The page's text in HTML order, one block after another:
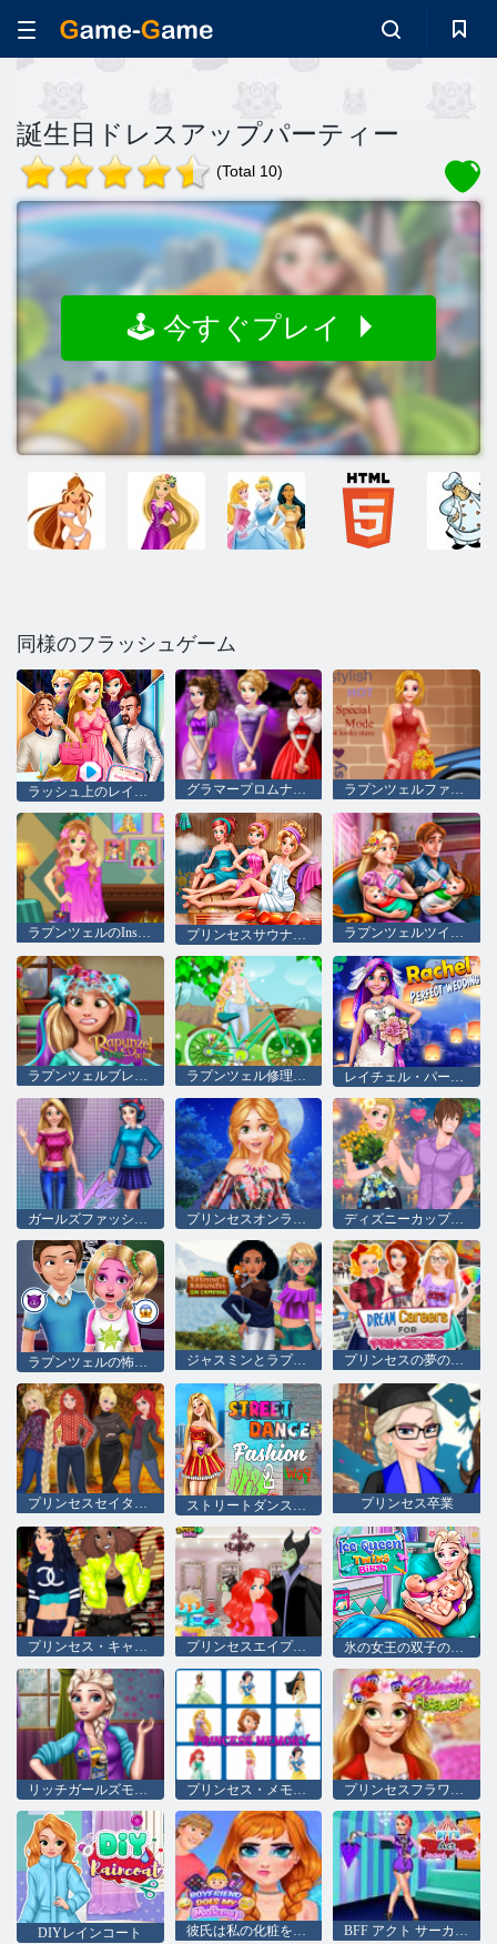
誕生日ドレスアップパーティー
(Total 10)
🕹️ 今すぐプレイ
同様のフラッシュゲーム
ラッシュ上のレイチェル・ミーティング グラマープロムナイト ラプンツェルファッション雑誌モデル
ラプンツェルのInstagram Blog ラプンツェルツインズファミリーデイ
ラプンツェルブレインドクター null ラプンツェル修理自転車 レイチェル・パーフェクト・ウェディング
ガールズファッションコンテスト プリンセスオンラインショッピング ディズニーカップルプリンセスの素敵なデート
ジャスミンとラプンツェルのキャンプ プリンセスの夢のキャリア
プリンセスセイター天気 プリンセス卒業
プリンセス・キャッシュ・ミー・サイドサイド プリンセスエイプリルフールヘアサロン 氷の女王の双子の誕生
リッチガールズモールショッピング プリンセス・メモリー プリンセスフラワークラウン
DIYレインコート 彼氏は私の化粧をします BFF アクト サーカス アーティスト